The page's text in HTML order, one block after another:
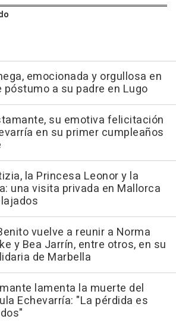
emocionada y orgullosa en
póstumo a su padre en Lugo
su emotiva felicitación
en su primer cumpleaños
la Princesa Leonor y la
una visita privada en Mallorca
vuelve a reunir a Norma
y Bea Jarrín, entre otros, en su
de Marbella
lamenta la muerte del
Echevarría: "La pérdida es